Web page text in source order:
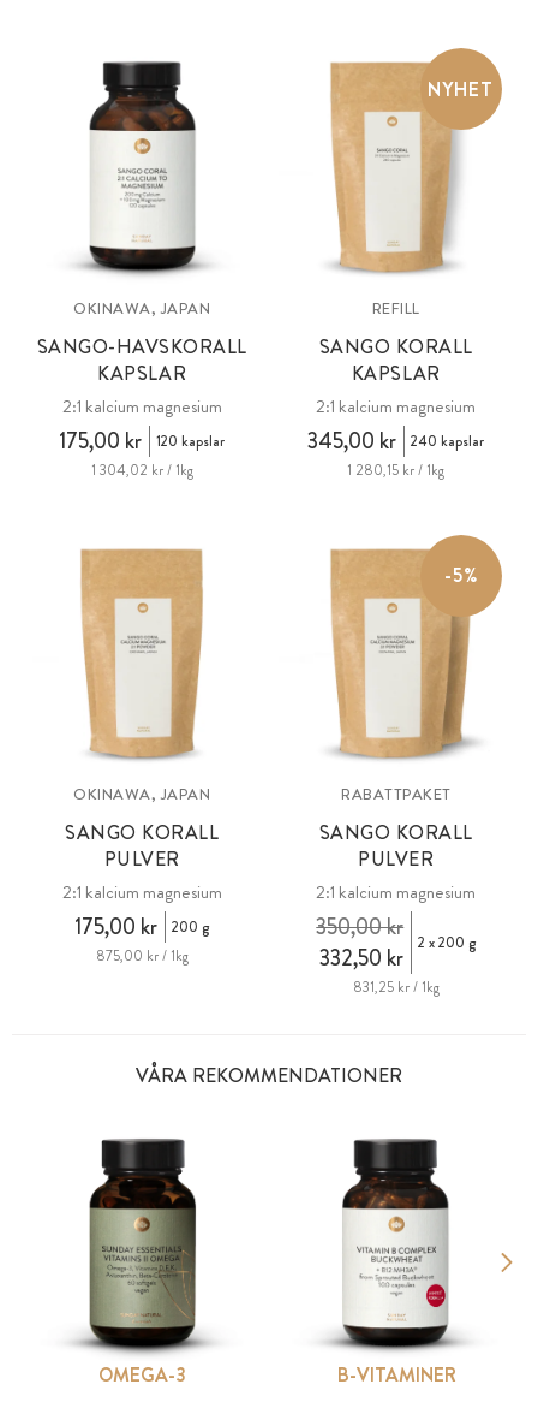
OKINAWA, JAPAN
SANGO-HAVSKORALL
KAPSLAR
2:1 kalcium magnesium
175,00 kr
120 kapslar
1 304,02 kr / 1kg
NYHET
REFILL
SANGO KORALL
KAPSLAR
2:1 kalcium magnesium
345,00 kr
240 kapslar
1 280,15 kr / 1kg
OKINAWA, JAPAN
SANGO KORALL
PULVER
2:1 kalcium magnesium
175,00 kr
200 g
875,00 kr / 1kg
-5%
RABATTPAKET
SANGO KORALL
PULVER
2:1 kalcium magnesium
332,50 kr
350,00 kr 2 x 200 g
831,25 kr / 1kg
VÅRA REKOMMENDATIONER
OMEGA-3 B-VITAMINER